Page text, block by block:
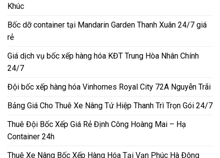
Khúc
Bốc dỡ container tại Mandarin Garden Thanh Xuân 24/7 giá
rẻ
Giá dịch vụ bốc xếp hàng hóa KĐT Trung Hòa Nhân Chính
24/7
Đội bốc xếp hàng hóa Vinhomes Royal City 72A Nguyễn Trãi
Bảng Giá Cho Thuê Xe Nâng Tứ Hiệp Thanh Trì Trọn Gói 24/7
Thuê Đội Bốc Xếp Giá Rẻ Định Công Hoàng Mai – Hạ
Container 24h
Thuê Xe Nâng Bốc Xếp Hàng Hóa Tại Vạn Phúc Hà Đông